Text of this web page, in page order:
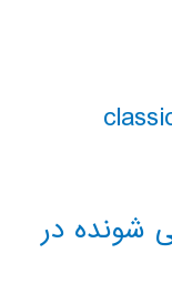
شونده در